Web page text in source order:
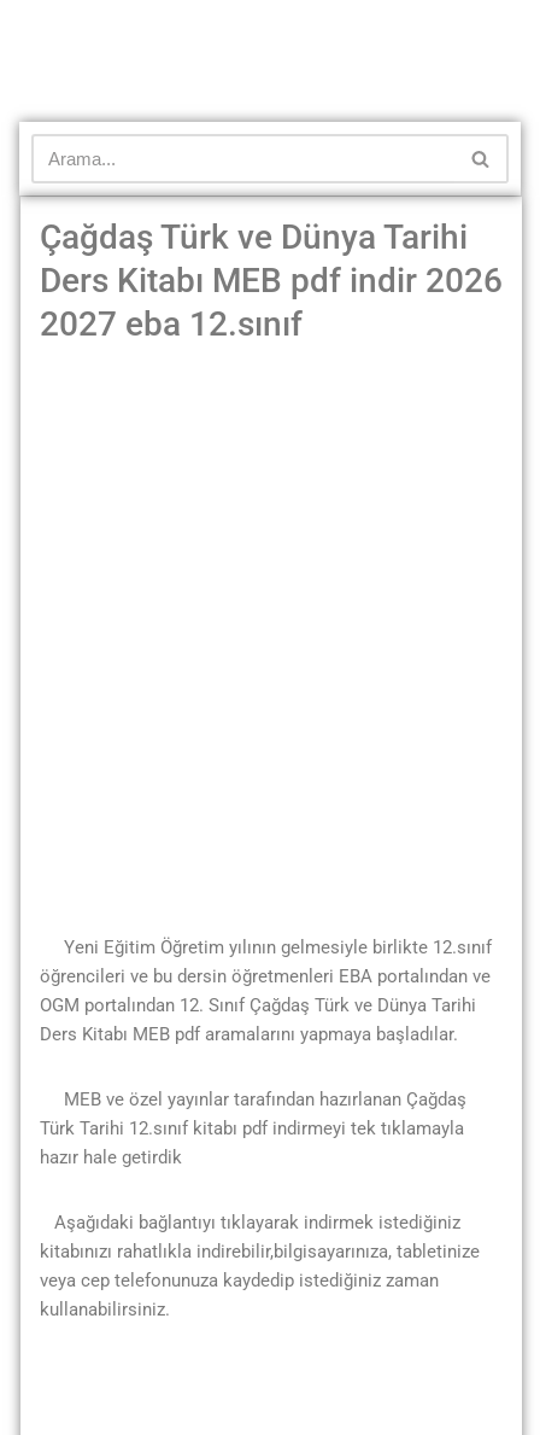
Çağdaş Türk ve Dünya Tarihi
Ders Kitabı MEB pdf indir 2026
2027 eba 12.sınıf
Yeni Eğitim Öğretim yılının gelmesiyle birlikte 12.sınıf
öğrencileri ve bu dersin öğretmenleri EBA portalından ve
OGM portalından 12. Sınıf Çağdaş Türk ve Dünya Tarihi
Ders Kitabı MEB pdf aramalarını yapmaya başladılar.
MEB ve özel yayınlar tarafından hazırlanan Çağdaş
Türk Tarihi 12.sınıf kitabı pdf indirmeyi tek tıklamayla
hazır hale getirdik
Aşağıdaki bağlantıyı tıklayarak indirmek istediğiniz
kitabınızı rahatlıkla indirebilir,bilgisayarınıza, tabletinize
veya cep telefonunuza kaydedip istediğiniz zaman
kullanabilirsiniz.